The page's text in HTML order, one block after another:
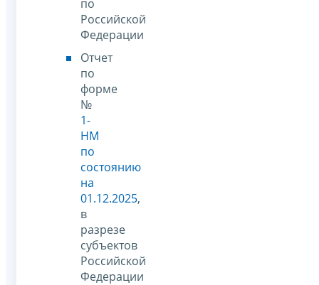
по
Российской
Федерации
Отчет
по
форме
№
1-
НМ
по
состоянию
на
01.12.2025,
в
разрезе
субъектов
Российской
Федерации